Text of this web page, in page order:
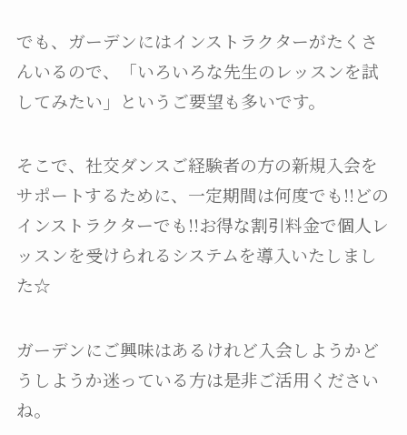
でも、ガーデンにはインストラクターがたくさ
んいるので、「いろいろな先生のレッスンを試
してみたい」というご要望も多いです。
そこで、社交ダンスご経験者の方の新規入会を
サポートするために、一定期間は何度でも!!どの
インストラクターでも!!お得な割引料金で個人レ
ッスンを受けられるシステムを導入いたしまし
た☆
ガーデンにご興味はあるけれど入会しようかど
うしようか迷っている方は是非ご活用ください
ね。